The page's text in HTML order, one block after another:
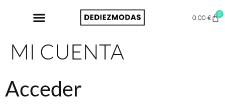
0,00 € 0
MI CUENTA
Acceder